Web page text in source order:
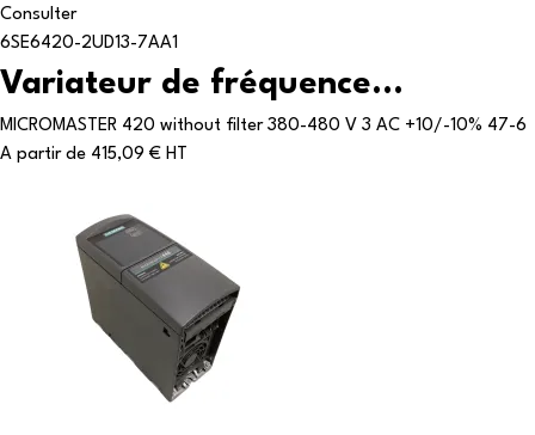
Consulter
6SE6420-2UD13-7AA1
Variateur de fréquence...
MICROMASTER 420 without filter 380-480 V 3 AC +10/-10% 47-6
A partir de 415,09 € HT